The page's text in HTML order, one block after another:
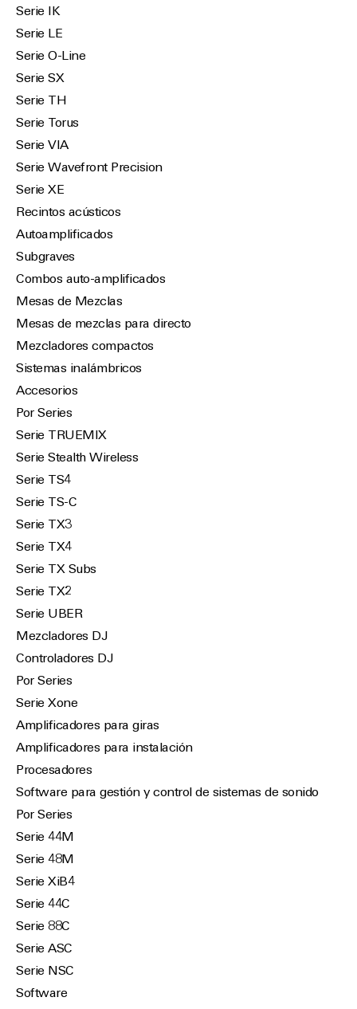
Serie IK
Serie LE
Serie O-Line
Serie SX
Serie TH
Serie Torus
Serie VIA
Serie Wavefront Precision
Serie XE
Recintos acústicos
Autoamplificados
Subgraves
Combos auto-amplificados
Mesas de Mezclas
Mesas de mezclas para directo
Mezcladores compactos
Sistemas inalámbricos
Accesorios
Por Series
Serie TRUEMIX
Serie Stealth Wireless
Serie TS4
Serie TS-C
Serie TX3
Serie TX4
Serie TX Subs
Serie TX2
Serie UBER
Mezcladores DJ
Controladores DJ
Por Series
Serie Xone
Amplificadores para giras
Amplificadores para instalación
Procesadores
Software para gestión y control de sistemas de sonido
Por Series
Serie 44M
Serie 48M
Serie XiB4
Serie 44C
Serie 88C
Serie ASC
Serie NSC
Software